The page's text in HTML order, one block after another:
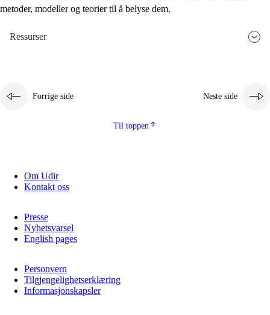
metoder, modeller og teorier til å belyse dem.
Ressurser
Forrige side Neste side
Til toppen
Om Udir
Kontakt oss
Presse
Nyhetsvarsel
English pages
Personvern
Tilgjengelighetserklæring
Informasjonskapsler